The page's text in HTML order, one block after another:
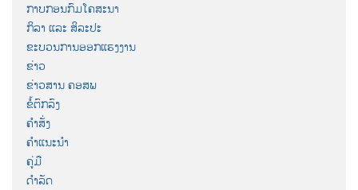
ກາບກອນກົມໂຄສະນາ
ກິລາ ແລະ ສິລະປະ
ຂະບວນການອອກແຮງງານ
ຂ່າວ
ຂ່າວສານ ຄອສພ
ຂໍ້ຕົກລົງ
ຄຳສັ່ງ
ຄຳແນະນຳ
ຄູ່ມື
ດຳລັດ